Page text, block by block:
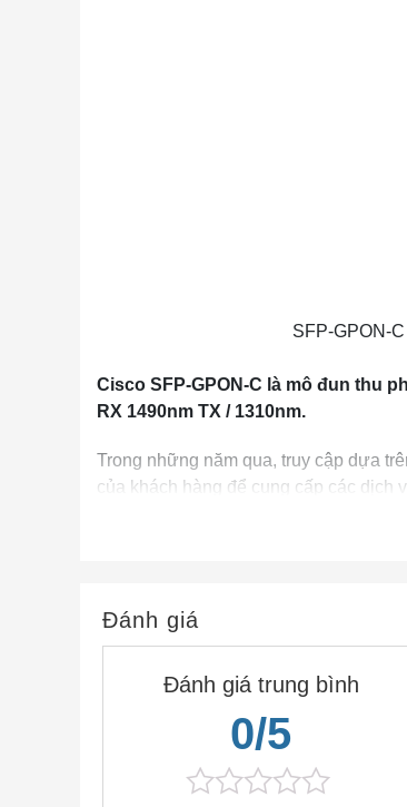
SFP-GPON-
Cisco SFP-GPON-C là mô đun thu
RX 1490nm TX / 1310nm.
Trong những năm qua, truy cập dựa
của khách hàng để cung cấp các dịch
thụ động (PON) như Gigabit PON
của Cisco ME Series hỗ trợ mọi kịch
Các tính năng và lợi ích chính
● Bộ thu phát sợi đơn với ổ cắm SC
● Tuân thủ ITU-T G.984.2 lớp B + và C
● Hỗ trợ giám sát quang kỹ thuật số
Đánh giá
Đánh giá trung bình
0/5